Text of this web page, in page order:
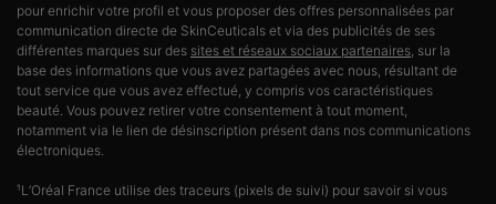
pour enrichir votre profil et vous proposer des offres personnalisées par
communication directe de SkinCeuticals et via des publicités de ses
différentes marques sur des sites et réseaux sociaux partenaires, sur la
base des informations que vous avez partagées avec nous, résultant de
tout service que vous avez effectué, y compris vos caractéristiques
beauté. Vous pouvez retirer votre consentement à tout moment,
notamment via le lien de désinscription présent dans nos communications
électroniques.
¹L’Oréal France utilise des traceurs (pixels de suivi) pour savoir si vous